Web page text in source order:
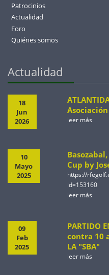
Patrocinios
Actualidad
Foro
Quiénes somos
Actualidad
18
Jun
2026
Asociación
leer más
10
Mayo
2025
Cup by
https://
id=153160
leer más
09
Feb
2025
PARTIDO
contra 10
LA "SBA"
leer más